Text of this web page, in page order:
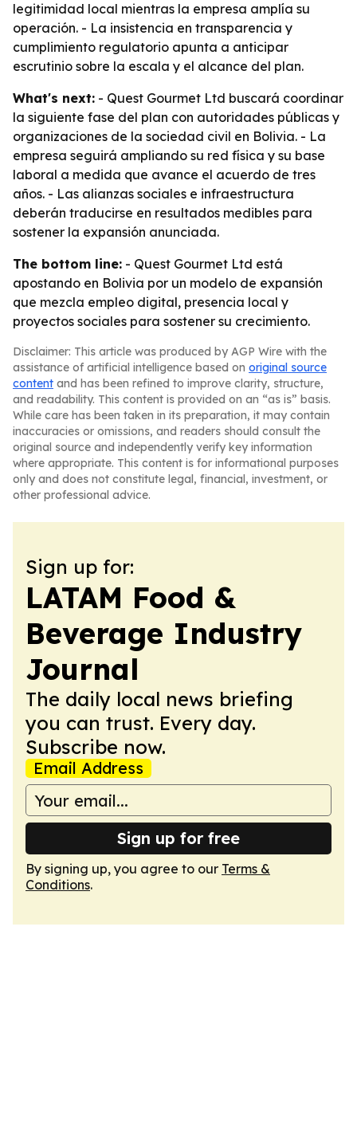
legitimidad local mientras la empresa amplía su
operación. - La insistencia en transparencia y
cumplimiento regulatorio apunta a anticipar
escrutinio sobre la escala y el alcance del plan.
What's next: - Quest Gourmet Ltd buscará coordinar
la siguiente fase del plan con autoridades públicas y
organizaciones de la sociedad civil en Bolivia. - La
empresa seguirá ampliando su red física y su base
laboral a medida que avance el acuerdo de tres
años. - Las alianzas sociales e infraestructura
deberán traducirse en resultados medibles para
sostener la expansión anunciada.
The bottom line: - Quest Gourmet Ltd está
apostando en Bolivia por un modelo de expansión
que mezcla empleo digital, presencia local y
proyectos sociales para sostener su crecimiento.
Disclaimer: This article was produced by AGP Wire with the
assistance of artificial intelligence based on original source
content and has been refined to improve clarity, structure,
and readability. This content is provided on an “as is” basis.
While care has been taken in its preparation, it may contain
inaccuracies or omissions, and readers should consult the
original source and independently verify key information
where appropriate. This content is for informational purposes
only and does not constitute legal, financial, investment, or
other professional advice.
Sign up for:
LATAM Food &
Beverage Industry
Journal
The daily local news briefing
you can trust. Every day.
Subscribe now.
Email Address
Sign up for free
By signing up, you agree to our Terms &
Conditions.